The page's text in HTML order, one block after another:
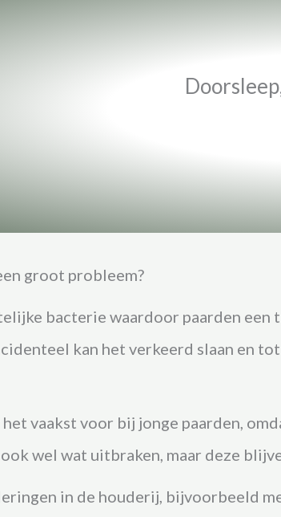
groot probleem?
bacterie waardoor paarden
kan het verkeerd slaan en
vaakst voor bij jonge paarden,
wel wat uitbraken, maar deze
in de houderij, bijvoorbeeld